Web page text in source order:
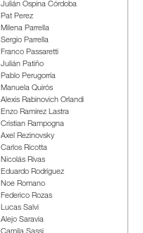
Julián Ospina Córdoba
Pat Perez
Milena Parrella
Sergio Parrella
Franco Passaretti
Julián Patiño
Pablo Perugorría
Manuela Quirós
Alexis Rabinovich Orlandi
Enzo Ramírez Lastra
Cristian Rampogna
Axel Rezinovsky
Carlos Ricotta
Nicolás Rivas
Eduardo Rodríguez
Noe Romano
Federico Rozas
Lucas Salvi
Alejo Saravia